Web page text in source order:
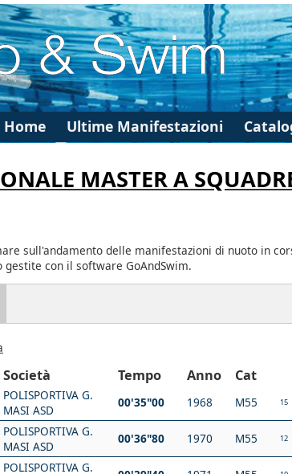
Home Ultime Manifestazioni
MASTER A
sull'andamento delle manifestazioni di nuoto in
con il software GoAndSwim.
Società Tempo Anno Cat
POLISPORTIVA G.
MASI ASD
00'35"00 1968 M55 15
POLISPORTIVA G.
MASI ASD
00'36"80 1970 M55 12
POLISPORTIVA G.